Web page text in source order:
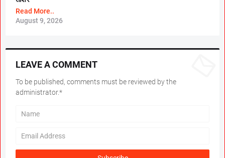
Read More..
August 9, 2026
LEAVE A COMMENT
To be published, comments must be reviewed by the
administrator.*